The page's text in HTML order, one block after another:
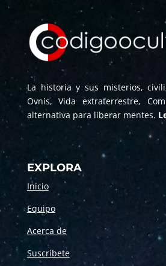
La historia y sus misterios,
Ovnis, Vida extraterrestre,
alternativa para liberar mentes.
EXPLORA
Inicio
Equipo
Acerca de
Suscríbete